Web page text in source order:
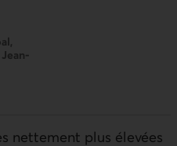
nettement plus élevées